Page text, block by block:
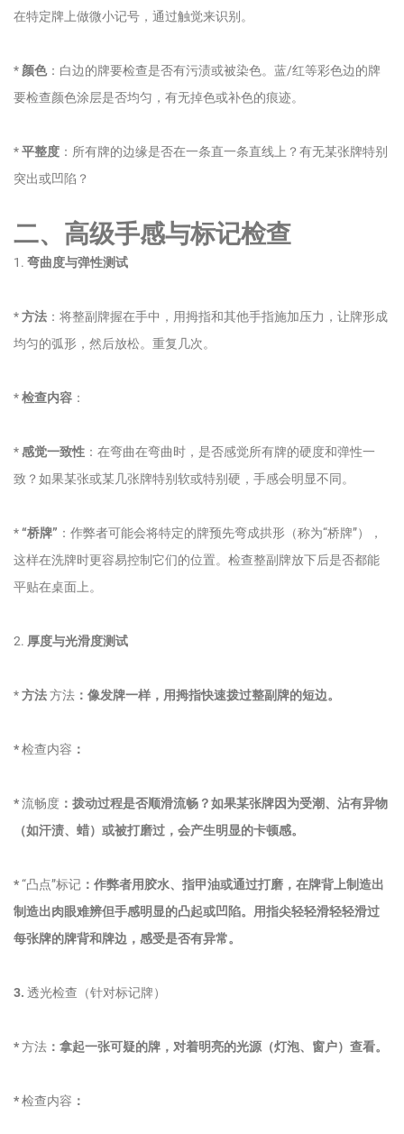
在特定牌上做微小记号，通过触觉来识别。
* 颜色：白边的牌要检查是否有污渍或被染色。蓝/红等彩色边的牌
要检查颜色涂层是否均匀，有无掉色或补色的痕迹。
*平整度 ：所有牌的边缘是否在一条直一条直线上？有无某张牌特别
突出或凹陷？
二、高级手感与标记检查
1. 弯曲度与弹性测试
*方法 ：将整副牌握在手中，用拇指和其他手指施加压力，让牌形成
均匀的弧形，然后放松。重复几次。
*检查内容 ：
*感觉一致性 ：在弯曲在弯曲时，是否感觉所有牌的硬度和弹性一
致？如果某张或某几张牌特别软或特别硬，手感会明显不同。
*“桥牌” ：作弊者可能会将特定的牌预先弯成拱形（称为“桥牌”），
这样在洗牌时更容易控制它们的位置。检查整副牌放下后是否都能
平贴在桌面上。
2. 厚度与光滑度测试
*方法方法 ：像发牌一样，用拇指快速拨过整副牌的短边。
*检查内容 ：
*流畅度 ：拨动过程是否顺滑流畅？如果某张牌因为受潮、沾有异物
（如汗渍、蜡）或被打磨过，会产生明显的卡顿感。
*“凸点”标记 ：作弊者用胶水、指甲油或通过打磨，在牌背上制造出
制造出肉眼难辨但手感明显的凸起或凹陷。用指尖轻轻滑轻轻滑过
每张牌的牌背和牌边，感受是否有异常。
3. 透光检查（针对标记牌）
*方法 ：拿起一张可疑的牌，对着明亮的光源（灯泡、窗户）查看。
*检查内容 ：